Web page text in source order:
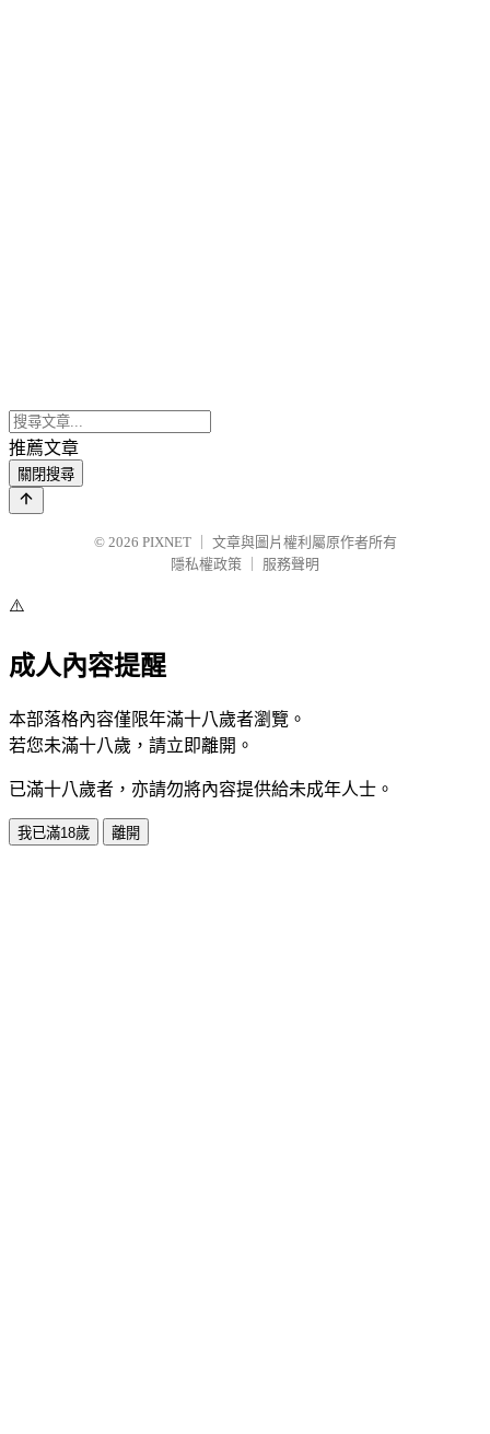
推薦文章
關閉搜尋
© 2026 PIXNET
文章與圖片權利屬原作者所有
隱私權政策
服務聲明
⚠️
成人內容提醒
本部落格內容僅限年滿十八歲者瀏覽。
若您未滿十八歲，請立即離開。
已滿十八歲者，亦請勿將內容提供給未成年人士。
我已滿18歲 離開